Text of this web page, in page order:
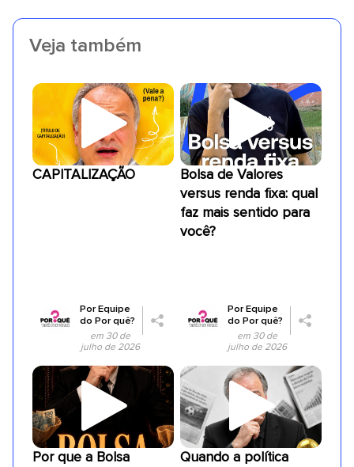
Veja também
CAPITALIZAÇÃO
PorEquipe
do Por quê?
em 30 de
julho de 2026
Bolsa de Valores
versus renda fixa: qual
faz mais sentido para
você?
PorEquipe
do Por quê?
em 30 de
julho de 2026
Por que a Bolsa
Quando a política